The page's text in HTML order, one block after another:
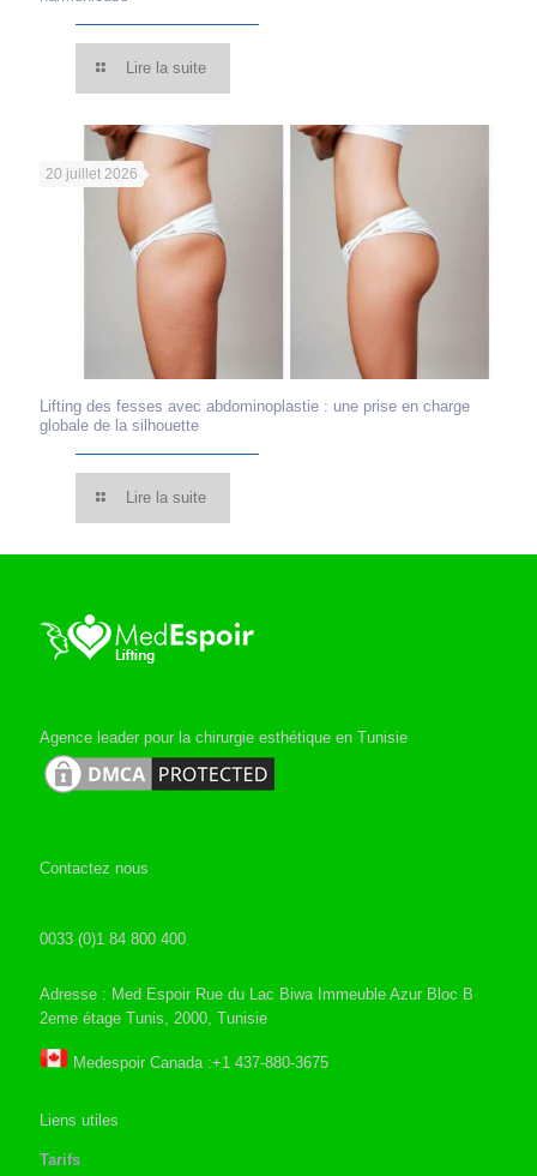
Lire la suite
20 juillet 2026
Lifting des fesses avec abdominoplastie : une prise en charge
globale de la silhouette
Lire la suite
Agence leader pour la chirurgie esthétique en Tunisie
Contactez nous
0033 (0)1 84 800 400
Adresse : Med Espoir Rue du Lac Biwa Immeuble Azur Bloc B
2eme étage Tunis, 2000, Tunisie
Medespoir Canada :+1 437-880-3675
Liens utiles
Tarifs